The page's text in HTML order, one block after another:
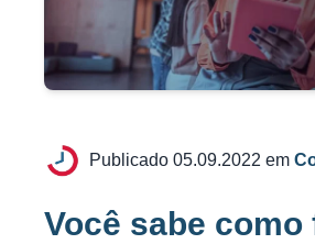
Publicado 05.09.2022 em
Você sabe